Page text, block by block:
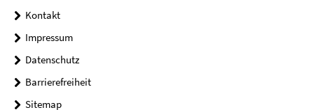
Kontakt
Impressum
Datenschutz
Barrierefreiheit
Sitemap